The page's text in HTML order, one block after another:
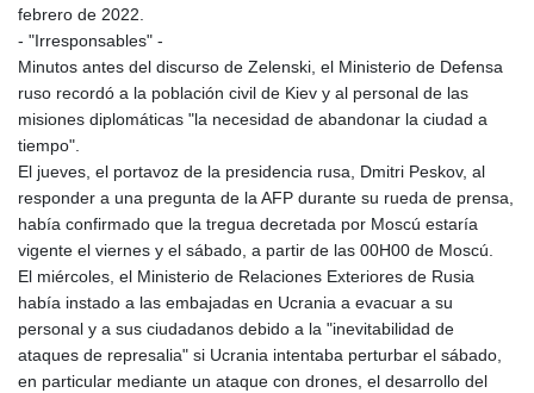
KZT 540.233287
LAK
26025.676609
103223.017367
LKR 386.635196
LRD 208.057415
LSL 18.726567
LTL 3.413768
LVL 0.699335
LYD 7.331909
MAD 10.743067
MDL 20.044751
febrero de 2022.
- "Irresponsables" -
Minutos antes del discurso de Zelenski, el Ministerio de Defensa
ruso recordó a la población civil de Kiev y al personal de las
misiones diplomáticas "la necesidad de abandonar la ciudad a
tiempo".
El jueves, el portavoz de la presidencia rusa, Dmitri Peskov, al
responder a una pregunta de la AFP durante su rueda de prensa,
había confirmado que la tregua decretada por Moscú estaría
vigente el viernes y el sábado, a partir de las 00H00 de Moscú.
El miércoles, el Ministerio de Relaciones Exteriores de Rusia
había instado a las embajadas en Ucrania a evacuar a su
personal y a sus ciudadanos debido a la "inevitabilidad de
ataques de represalia" si Ucrania intentaba perturbar el sábado,
en particular mediante un ataque con drones, el desarrollo del